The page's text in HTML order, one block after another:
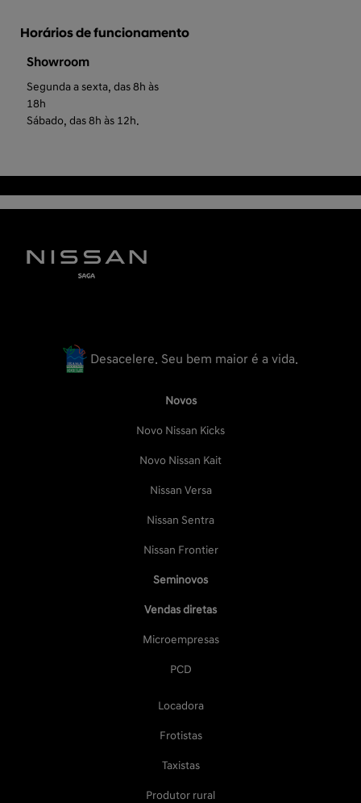
Horários de funcionamento
Showroom
Segunda a sexta, das 8h às
18h
Sábado, das 8h às 12h.
Desacelere. Seu bem maior é a vida.
Novos
Novo Nissan Kicks
Novo Nissan Kait
Nissan Versa
Nissan Sentra
Nissan Frontier
Seminovos
Vendas diretas
Microempresas
PCD
Locadora
Frotistas
Taxistas
Produtor rural